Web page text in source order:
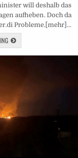
will deshalb das
aufheben. Doch da
Probleme.[mehr]…